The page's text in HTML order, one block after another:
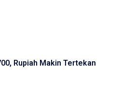
Rupiah Makin Tertekan